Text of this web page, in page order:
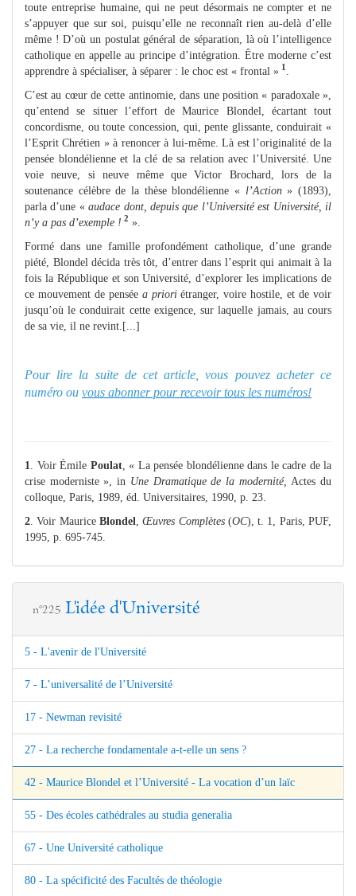
toute entreprise humaine, qui ne peut désormais ne compter et ne
s’appuyer que sur soi, puisqu’elle ne reconnaît rien au-delà d’elle
même ! D’où un postulat général de séparation, là où l’intelligence
catholique en appelle au principe d’intégration. Être moderne c’est
apprendre à spécialiser, à séparer : le choc est « frontal » 1
C’est au cœur de cette antinomie, dans une position « paradoxale »,
qu’entend se situer l’effort de Maurice Blondel, écartant tout
concordisme, ou toute concession, qui, pente glissante, conduirait «
l’Esprit Chrétien » à renoncer à lui-même. Là est l’originalité de la
pensée blondélienne et la clé de sa relation avec l’Université. Une
voie neuve, si neuve même que Victor Brochard, lors de la
soutenance célèbre de la thèse blondélienne « l’Action» (1893),
parla d’une «audace dont, depuis que l’Université est Université, il
n’y a pas d’exemple ! 2 ».
Formé dans une famille profondément catholique, d’une grande
piété, Blondel décida très tôt, d’entrer dans l’esprit qui animait à la
fois la République et son Université, d’explorer les implications de
ce mouvement de pensée a prioriétranger, voire hostile, et de voir
jusqu’où le conduirait cette exigence, sur laquelle jamais, au cours
de sa vie, il ne revint.[...]
Pour lire la suite de cet article, vous pouvez acheter ce
numéro ou vous abonner pour recevoir tous les numéros!
1 . Voir Émile Poulat, « La pensée blondélienne dans le cadre de la
crise moderniste », in Une Dramatique de la modernité, Actes du
colloque, Paris, 1989, éd. Universitaires, 1990, p. 23.
2 . Voir Maurice Blondel ,Œuvres Complètes (OC), t. 1, Paris, PUF,
1995, p. 695-745.
n°225 L'idée d'Université
5 - L'avenir de l'Université
7 - L’universalité de l’Université
17 - Newman revisité
27 - La recherche fondamentale a-t-elle un sens ?
42 - Maurice Blondel et l’Université - La vocation d’un laïc
55 - Des écoles cathédrales au studia generalia
67 - Une Université catholique
80 - La spécificité des Facultés de théologie